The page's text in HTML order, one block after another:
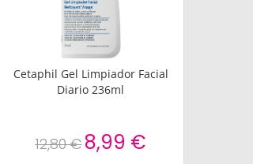
Cetaphil Gel Limpiador Facial
Diario 236ml
12,80 €8,99 €